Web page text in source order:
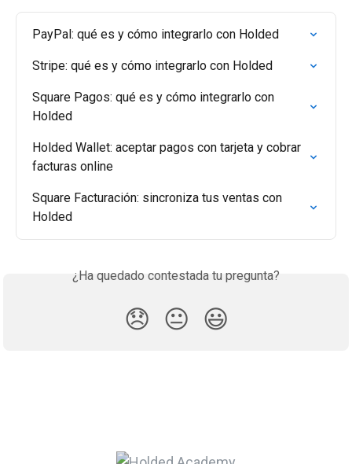
PayPal: qué es y cómo integrarlo con Holded
Stripe: qué es y cómo integrarlo con Holded
Square Pagos: qué es y cómo integrarlo con
Holded
Holded Wallet: aceptar pagos con tarjeta y cobrar
facturas online
Square Facturación: sincroniza tus ventas con
Holded
¿Ha quedado contestada tu pregunta?
😞 😐 😃